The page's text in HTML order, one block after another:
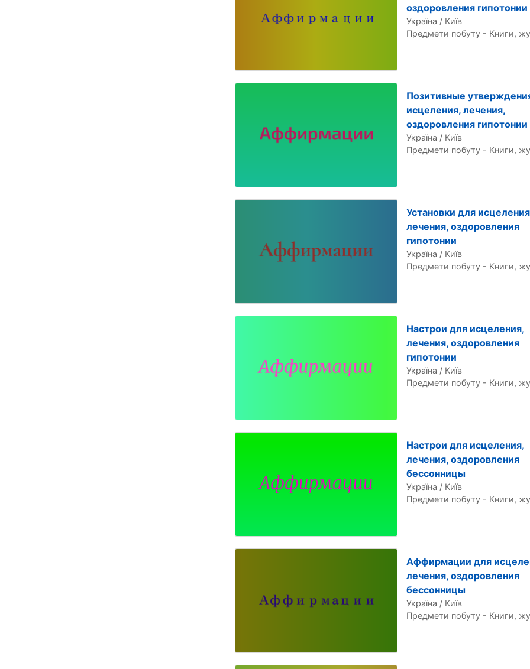
оздоровления гипотонии
Україна / Київ
Предмети побуту - Книги,
Позитивные
исцеления, лечения,
оздоровления гипотонии
Україна / Київ
Предмети побуту - Книги,
Установки для
лечения, оздоровления
гипотонии
Україна / Київ
Предмети побуту - Книги,
Настрои для исцеления,
лечения, оздоровления
гипотонии
Україна / Київ
Предмети побуту - Книги,
Настрои для исцеления,
лечения, оздоровления
бессонницы
Україна / Київ
Предмети побуту - Книги,
Аффирмации для
лечения, оздоровления
бессонницы
Україна / Київ
Предмети побуту - Книги,